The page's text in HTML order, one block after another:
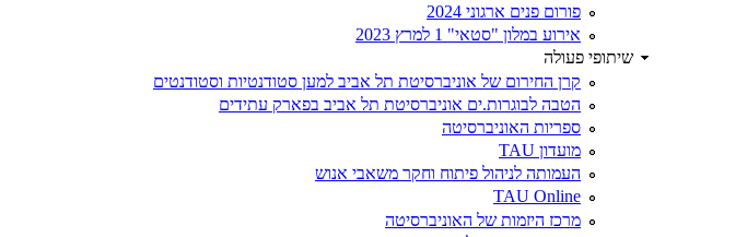
פורום פנים ארגוני 2024
אירוע במלון "סטאי" 1 למרץ 2023
שיתופי פעולה
קרן החירום של אוניברסיטת תל אביב למען סטודנטיות וסטודנטים
הטבה לבוגרות.ים אוניברסיטת תל אביב בפארק עתידים
ספריות האוניברסיטה
מועדון TAU
העמותה לניהול פיתוח וחקר משאבי אנוש
TAU Online
מרכז היזמות של האוניברסיטה